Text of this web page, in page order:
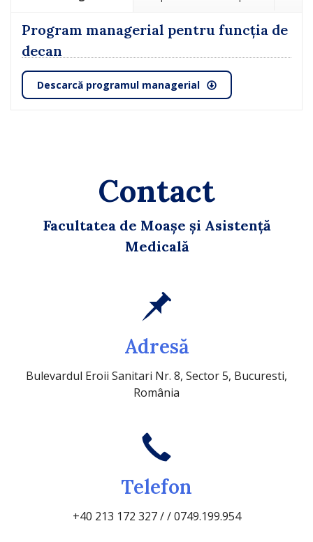
Program managerial pentru funcţia de
decan
Descarcă programul managerial
Contact
Facultatea de Moașe și Asistență
Medicală
Adresă
Bulevardul Eroii Sanitari Nr. 8, Sector 5, Bucuresti,
România
Telefon
+40 213 172 327 / / 0749.199.954